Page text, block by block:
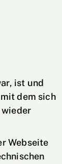
ist und
dem sich
wieder
Webseite